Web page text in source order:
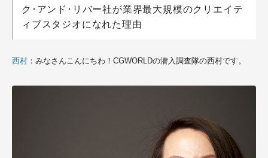
ク･アンド･リバー社が業界最大規模のクリエイテ
ィブスタジオになれた理由
西村 ：みなさんこんにちわ！CGWORLDの潜入調査隊の西村です。